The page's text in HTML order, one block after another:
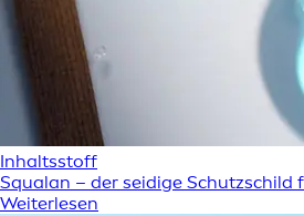
Inhaltsstoff
Squalan – der seidige Schutzschild
Weiterlesen